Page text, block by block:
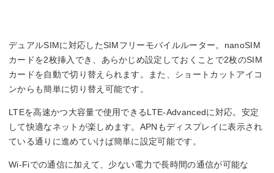
デュアルSIMに対応したSIMフリーモバイルルーター。nanoSIM
カードを2枚挿入でき、あらかじめ設定しておくことで2枚のSIM
カードを自動で切り替えられます。また、ショートカットアイコ
ンからも簡単に切り替え可能です。
LTEを高速かつ大容量で使用できるLTE-Advancedに対応。安定
して快適なネットが楽しめます。APNもディスプレイに表示され
ている通りに進めていけば簡単に設定可能です。
Wi-Fiでの通信に加えて、少ない電力で長時間の通信が可能な